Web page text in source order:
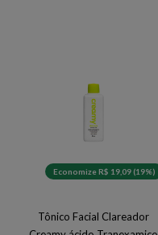
Economize R$ 19,09 (19%)
Tônico Facial Clareador